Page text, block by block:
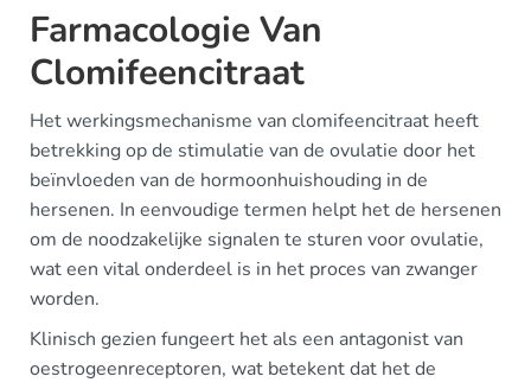
Farmacologie Van
Clomifeencitraat
Het werkingsmechanisme van clomifeencitraat heeft
betrekking op de stimulatie van de ovulatie door het
beïnvloeden van de hormoonhuishouding in de
hersenen. In eenvoudige termen helpt het de hersenen
om de noodzakelijke signalen te sturen voor ovulatie,
wat een vital onderdeel is in het proces van zwanger
worden.
Klinisch gezien fungeert het als een antagonist van
oestrogeenreceptoren, wat betekent dat het de